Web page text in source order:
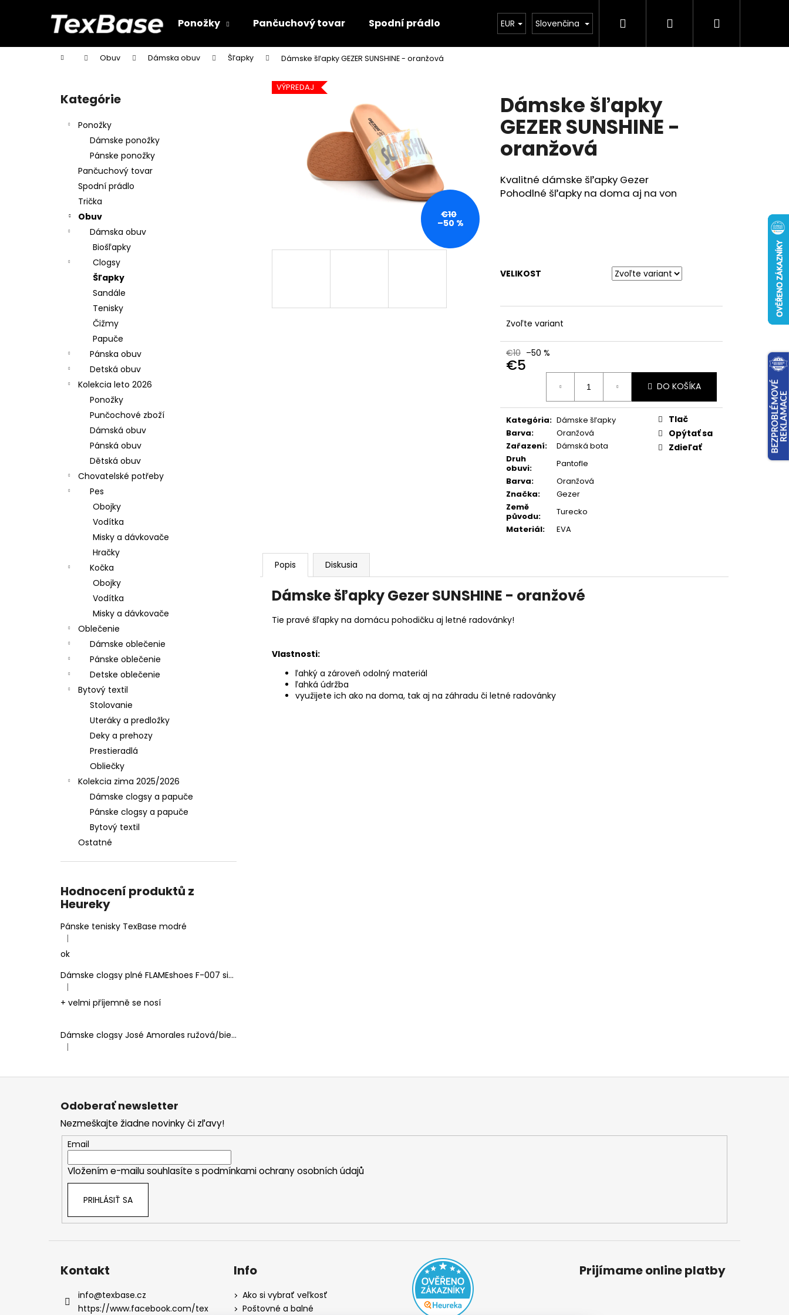
Ponožky Pančuchový tovar Spodní prádlo Obuv Kolekcia leto 2026 Chovatelské
EUR Slovenčina Hľadať PrihlásenieNákupný
Domov Obuv Dámska obuv Šľapky Dámske šľapky GEZER SUNSHINE - oranžová
Preskočiť
kategórie
Kategórie
Ponožky
Dámske ponožky
Pánske ponožky
Pančuchový tovar
Spodní prádlo
Trička
Obuv
Dámska obuv
Biošľapky
Clogsy
Šľapky
Sandále
Tenisky
Čižmy
Papuče
Pánska obuv
Detská obuv
Kolekcia leto 2026
Ponožky
Punčochové zboží
Dámská obuv
Pánská obuv
Dětská obuv
Chovatelské potřeby
Pes
Obojky
Vodítka
Misky a dávkovače
Hračky
Kočka
Obojky
Vodítka
Misky a dávkovače
Oblečenie
Dámske oblečenie
Pánske oblečenie
Detske oblečenie
Bytový textil
Stolovanie
Uteráky a predložky
Deky a prehozy
Prestieradlá
Obliečky
Kolekcia zima 2025/2026
Dámske clogsy a papuče
Pánske clogsy a papuče
Bytový textil
Ostatné
Hodnocení produktů z
Heureky
Pánske tenisky TexBase modré
Hodnotenie produktu je 5 z 5 hviezdičiek.
|
ok
Dámske clogsy plné FLAMEshoes F-007 sivé
Hodnotenie produktu je 5 z 5 hviezdičiek.
|
+ velmi příjemně se nosí
Dámske clogsy José Amorales ružová/biela
Hodnotenie produktu je 4 z 5 hviezdičiek.
|
Dámske šľapky
GEZER SUNSHINE -
oranžová
Kvalitné dámske šľapky Gezer
Pohodlné šľapky na doma aj na von
VELIKOST
Zvoľte variant
€10 –50 %
€5
Jednotková
DO KOŠÍKA
Kategória: Dámske šľapky
Barva:
Oranžová
Zařazení:
Dámská bota
Druh
obuvi:
Pantofle
Barva:
Oranžová
Značka:
Gezer
Země
původu:
Turecko
Materiál: EVA
Tlač
Opýtať sa
Zdieľať
VÝPREDAJ
€10
–50 %
Popis Diskusia
Dámske šľapky Gezer SUNSHINE - oranžové
Tie pravé šľapky na domácu pohodičku aj letné radovánky!
Vlastnosti:
ľahký a zároveň odolný materiál
ľahká údržba
využijete ich ako na doma, tak aj na záhradu či letné radovánky
í
Späť
do
Späť
do
Čo potrebujete nájsť?
Odporúčame
Z
Odoberať newsletter
Nezmeškajte žiadne novinky či zľavy!
Email
Vložením e-mailu souhlasíte s podmínkami ochrany osobních údajů
PRIHLÁSIŤ SA
Kontakt
info@texbase.cz
https://www.facebook.com/tex
Info
Ako si vybrať veľkosť
Poštovné a balné
Prijímame online platby